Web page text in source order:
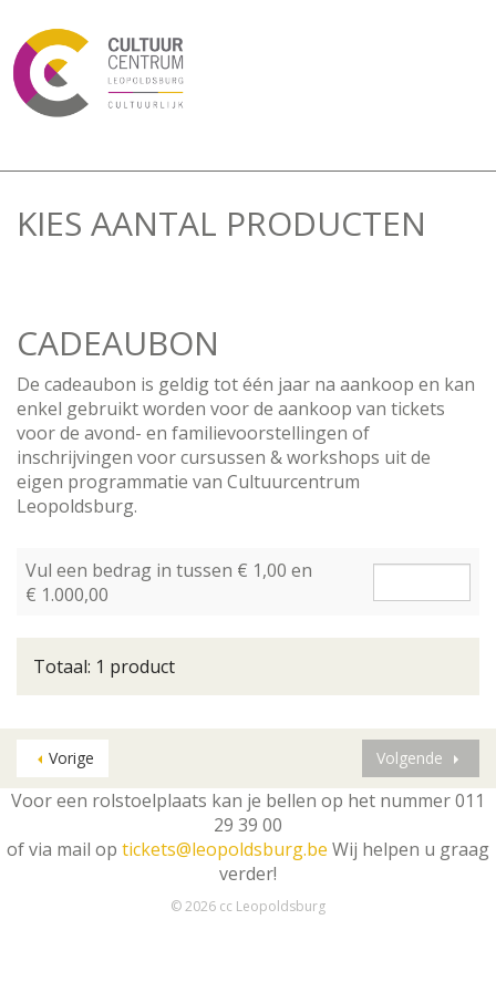
KIES AANTAL PRODUCTEN
CADEAUBON
De cadeaubon is geldig tot één jaar na aankoop en kan
enkel gebruikt worden voor de aankoop van tickets
voor de avond- en familievoorstellingen of
inschrijvingen voor cursussen & workshops uit de
eigen programmatie van Cultuurcentrum
Leopoldsburg.
Vul een bedrag in tussen € 1,00 en
€ 1.000,00
Totaal: 1 product
Vorige Volgende
Voor een rolstoelplaats kan je bellen op het nummer 011
29 39 00
of via mail op tickets@leopoldsburg.be Wij helpen u graag
verder!
© 2026 cc Leopoldsburg